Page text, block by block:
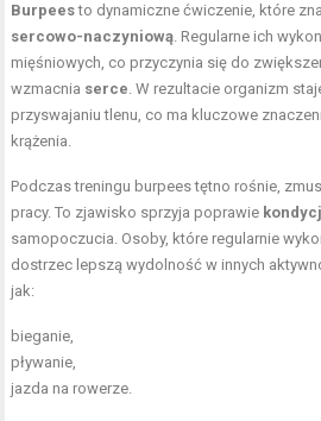
Burpeesto dynamiczne ćwiczenie, które
sercowo-naczyniową. Regularne ich
mięśniowych, co przyczynia się do
wzmacnia serce. W rezultacie organizm
przyswajaniu tlenu, co ma kluczowe
krążenia.
Podczas treningu burpees tętno rośnie,
pracy. To zjawisko sprzyja poprawie
samopoczucia. Osoby, które regularnie
dostrzec lepszą wydolność w innych
jak:
bieganie,
pływanie,
jazda na rowerze.